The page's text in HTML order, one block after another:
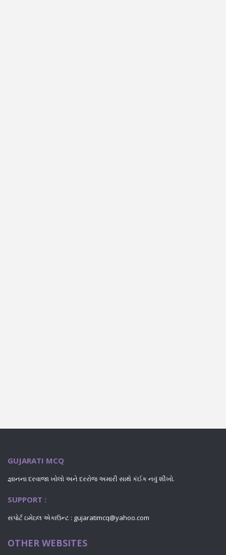
GUJARATI MCQ
જ્ઞાનના દરવાજા ખોલો અને દરરોજ અમારી સાથે કંઈક નવું શીખો.
SUPPORT :
સપોર્ટ ઇમેઇલ એકાઉન્ટ : gujaratimcq@yahoo.com
OTHER WEBSITES